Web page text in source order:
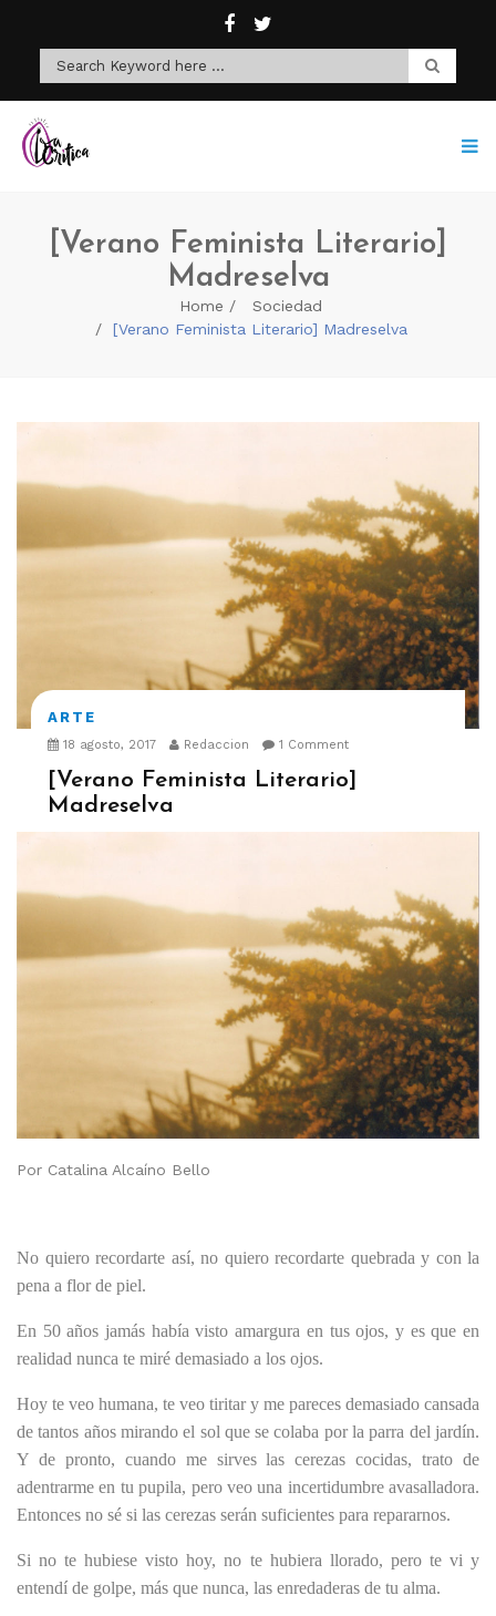
[Verano Feminista Literario]
Madreselva
Home
Sociedad
[Verano Feminista Literario] Madreselva
ARTE
18 agosto, 2017 Redaccion 1 Comment
[Verano Feminista Literario]
Madreselva
Por Catalina Alcaíno Bello
No quiero recordarte así, no quiero recordarte quebrada y con la
pena a flor de piel.
En 50 años jamás había visto amargura en tus ojos, y es que en
realidad nunca te miré demasiado a los ojos.
Hoy te veo humana, te veo tiritar y me pareces demasiado cansada
de tantos años mirando el sol que se colaba por la parra del jardín.
Y de pronto, cuando me sirves las cerezas cocidas, trato de
adentrarme en tu pupila, pero veo una incertidumbre avasalladora.
Entonces no sé si las cerezas serán suficientes para repararnos.
Si no te hubiese visto hoy, no te hubiera llorado, pero te vi y
entendí de golpe, más que nunca, las enredaderas de tu alma.